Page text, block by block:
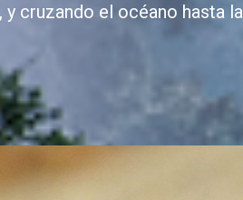
cruzando el océano hasta